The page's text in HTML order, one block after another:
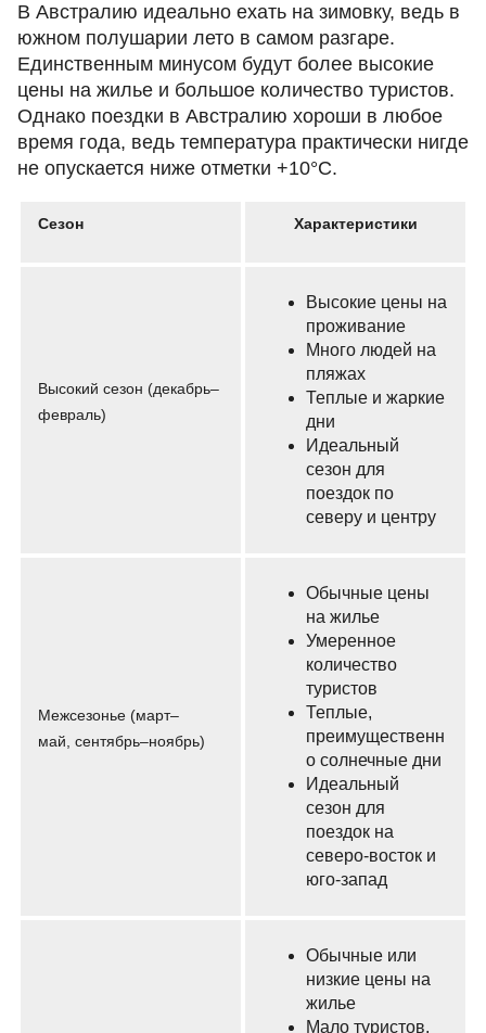
В Австралию идеально ехать на зимовку, ведь в
южном полушарии лето в самом разгаре.
Единственным минусом будут более высокие
цены на жилье и большое количество туристов.
Однако поездки в Австралию хороши в любое
время года, ведь температура практически нигде
не опускается ниже отметки +10°С.
Сезон Характеристики
Высокий сезон (декабрь–
февраль)
Высокие цены на
проживание
Много людей на
пляжах
Теплые и жаркие
дни
Идеальный
сезон для
поездок по
северу и центру
Межсезонье (март–
май, сентябрь–ноябрь)
Обычные цены
на жилье
Умеренное
количество
туристов
Теплые,
преимущественн
о солнечные дни
Идеальный
сезон для
поездок на
северо-восток и
юго-запад
Обычные или
низкие цены на
жилье
Мало туристов,